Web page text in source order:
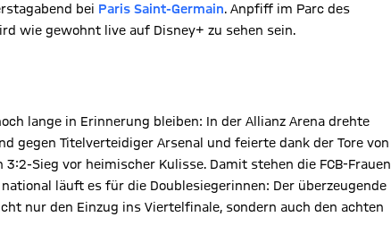
bei Paris Saint-Germain. Anpfiff im Parc des
wie gewohnt live auf Disney+ zu sehen sein.
lange in Erinnerung bleiben: In der Allianz Arena drehte
gegen Titelverteidiger Arsenal und feierte dank der Tore von
3:2-Sieg vor heimischer Kulisse. Damit stehen die FCB-Frauen
läuft es für die Doublesiegerinnen: Der überzeugende
nur den Einzug ins Viertelfinale, sondern auch den achten